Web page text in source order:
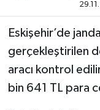
Eskişehir’de
gerçekleştirilen
aracı kontrol
bin 641 TL para